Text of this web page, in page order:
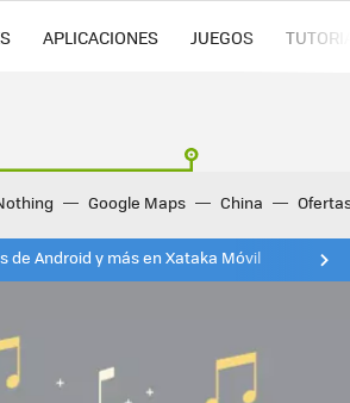
APLICACIONES JUEGOS
Google Maps China
de Android y más en Xataka Móvil